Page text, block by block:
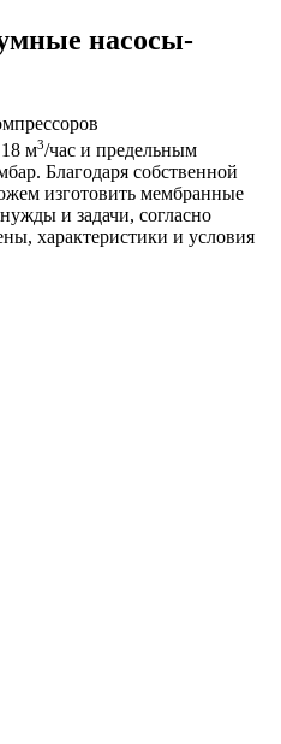
насосы-
м3/час и предельным
Благодаря собственной
изготовить мембранные
и задачи, согласно
характеристики и условия